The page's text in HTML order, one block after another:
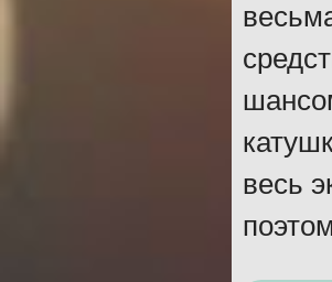
весь